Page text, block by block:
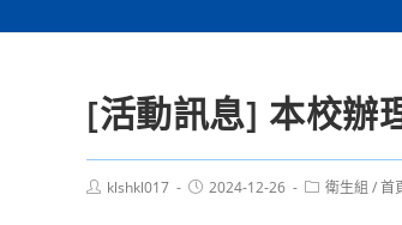
[活動訊息] 本校辦
Postklshkl017
Post2024-12-26
Post衛生組 /首